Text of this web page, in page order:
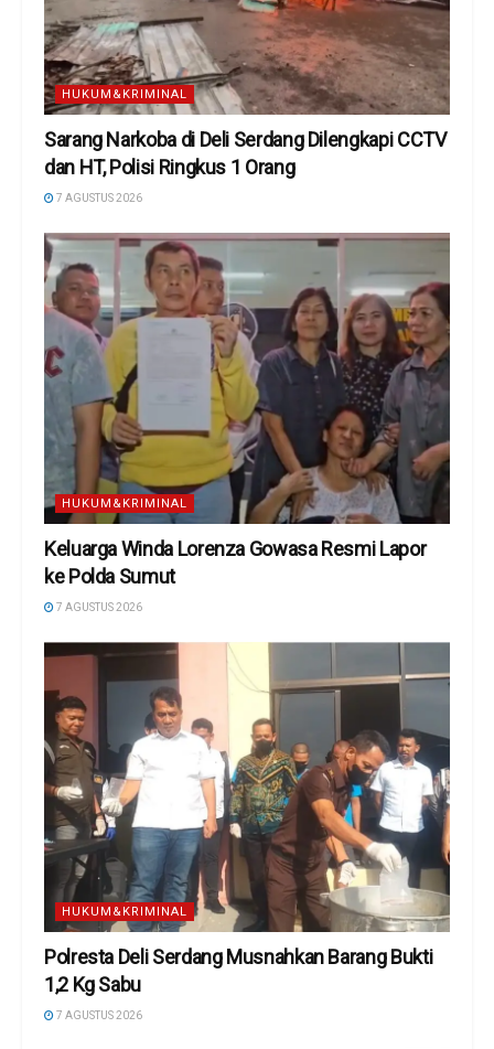
HUKUM&KRIMINAL
Sarang Narkoba di Deli Serdang Dilengkapi CCTV
dan HT, Polisi Ringkus 1 Orang
7 AGUSTUS 2026
HUKUM&KRIMINAL
Keluarga Winda Lorenza Gowasa Resmi Lapor
ke Polda Sumut
7 AGUSTUS 2026
HUKUM&KRIMINAL
Polresta Deli Serdang Musnahkan Barang Bukti
1,2 Kg Sabu
7 AGUSTUS 2026